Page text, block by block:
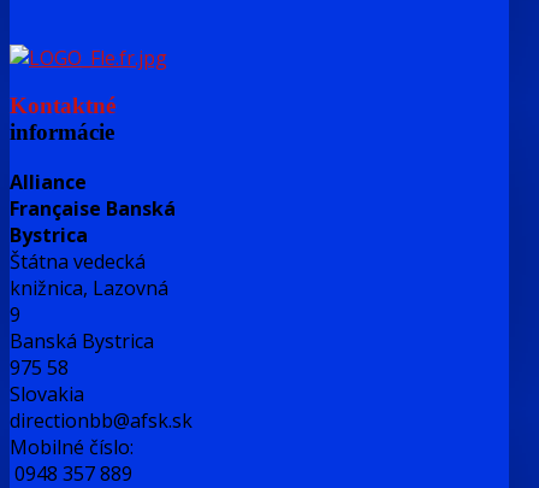
Kontaktné
informácie
Alliance
Française Banská
Bystrica
Štátna vedecká
knižnica, Lazovná
9
Banská Bystrica
975 58
Slovakia
directionbb@afsk.sk
Mobilné číslo:
0948 357 889